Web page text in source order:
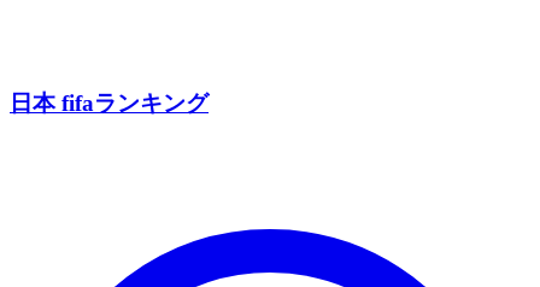
日本 fifaランキング